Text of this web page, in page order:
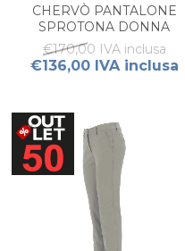
CHERVÒ PANTALONE
SPROTONA DONNA
€170,00 IVA inclusa
€136,00 IVA inclusa